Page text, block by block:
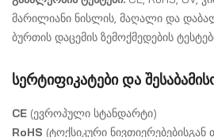
მარილიანი ნისლის, მაღალი და
ბურთის დაცემის ზემოქმედების
სერტიფიკატები და
CE (ევროპული სტანდარტი)
RoHS (ტოქსიკური